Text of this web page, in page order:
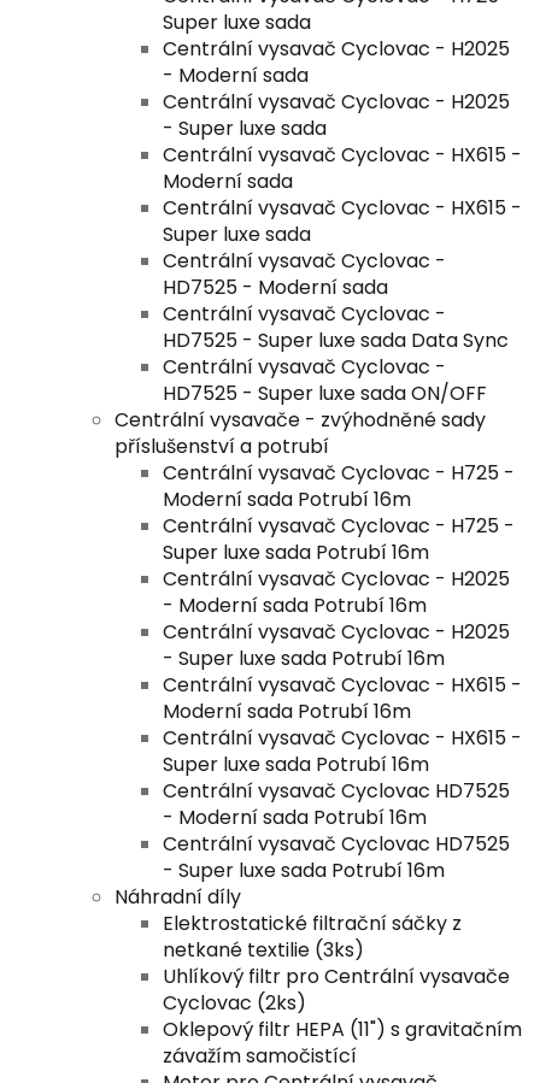
Super luxe sada
Centrální vysavač Cyclovac - H2025
- Moderní sada
Centrální vysavač Cyclovac - H2025
- Super luxe sada
Centrální vysavač Cyclovac - HX615 -
Moderní sada
Centrální vysavač Cyclovac - HX615 -
Super luxe sada
Centrální vysavač Cyclovac -
HD7525 - Moderní sada
Centrální vysavač Cyclovac -
HD7525 - Super luxe sada Data Sync
Centrální vysavač Cyclovac -
HD7525 - Super luxe sada ON/OFF
Centrální vysavače - zvýhodněné sady
příslušenství a potrubí
Centrální vysavač Cyclovac - H725 -
Moderní sada Potrubí 16m
Centrální vysavač Cyclovac - H725 -
Super luxe sada Potrubí 16m
Centrální vysavač Cyclovac - H2025
- Moderní sada Potrubí 16m
Centrální vysavač Cyclovac - H2025
- Super luxe sada Potrubí 16m
Centrální vysavač Cyclovac - HX615 -
Moderní sada Potrubí 16m
Centrální vysavač Cyclovac - HX615 -
Super luxe sada Potrubí 16m
Centrální vysavač Cyclovac HD7525
- Moderní sada Potrubí 16m
Centrální vysavač Cyclovac HD7525
- Super luxe sada Potrubí 16m
Náhradní díly
Elektrostatické filtrační sáčky z
netkané textilie (3ks)
Uhlíkový filtr pro Centrální vysavače
Cyclovac (2ks)
Oklepový filtr HEPA (11") s gravitačním
závažím samočistící